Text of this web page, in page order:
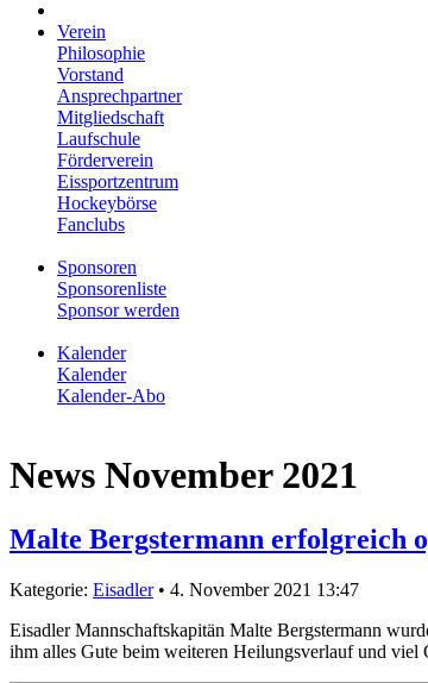
Verein
Philosophie
Vorstand
Ansprechpartner
Mitgliedschaft
Laufschule
Förderverein
Eissportzentrum
Hockeybörse
Fanclubs
Sponsoren
Sponsorenliste
Sponsor werden
Kalender
Kalender
Kalender-Abo
News November 2021
Malte Bergstermann erfolgreich
Kategorie: Eisadler• 4. November 2021 13:47
Eisadler Mannschaftskapitän Malte Bergstermann
ihm alles Gute beim weiteren Heilungsverlauf und viel